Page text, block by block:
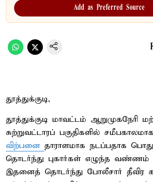
Add as Preferred Source
தூத்துக்குடி,
தூத்துக்குடி மாவட்டம் ஆறுமுகநேரி
சுற்றுவட்டாரப் பகுதிகளில் சமீபகாலமாக
விற்பனை தாராளமாக நடப்பதாக
தொடர்ந்து புகார்கள் எழுந்த
இதனைத் தொடர்ந்து போலீசார் தீவிர